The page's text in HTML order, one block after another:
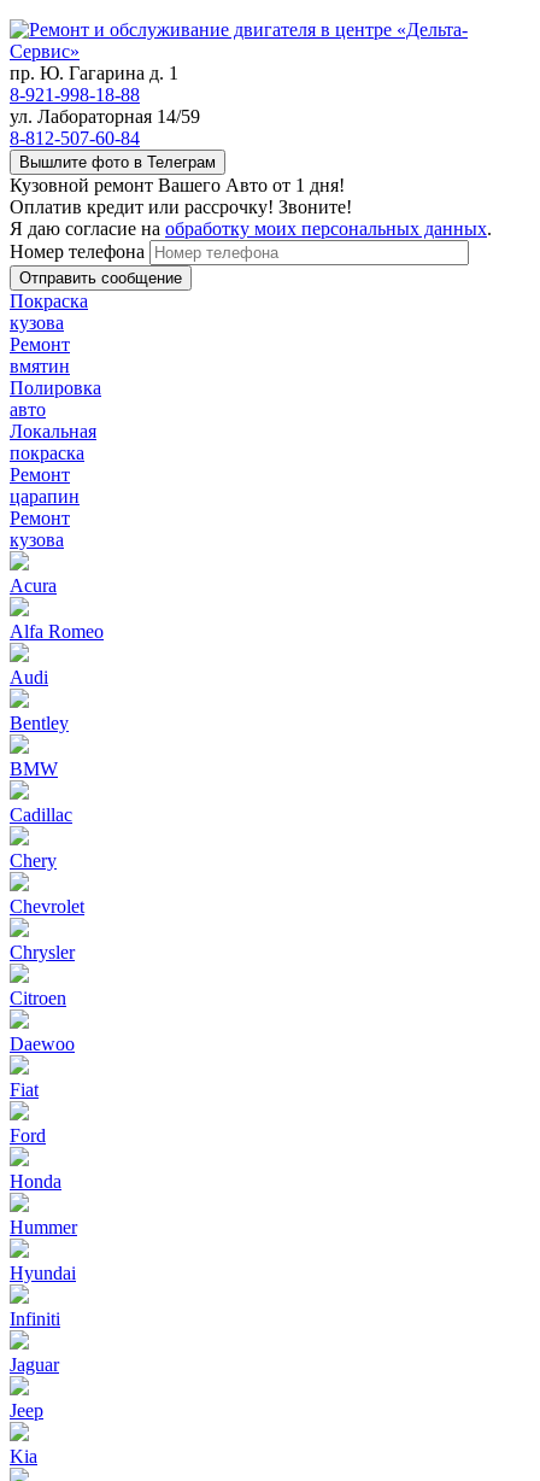
пр. Ю. Гагарина д. 1
8-921-998-18-88
ул. Лабораторная 14/59
8-812-507-60-84
Вышлите фото в Телеграм
Кузовной ремонт Вашего Авто от 1 дня!
Оплатив кредит или рассрочку! Звоните!
Я даю согласие на обработку моих персональных данных.
Номер телефона
Покраска
кузова
Ремонт
вмятин
Полировка
авто
Локальная
покраска
Ремонт
царапин
Ремонт
кузова
Acura
Alfa Romeo
Audi
Bentley
BMW
Cadillac
Chery
Chevrolet
Chrysler
Citroen
Daewoo
Fiat
Ford
Honda
Hummer
Hyundai
Infiniti
Jaguar
Jeep
Kia